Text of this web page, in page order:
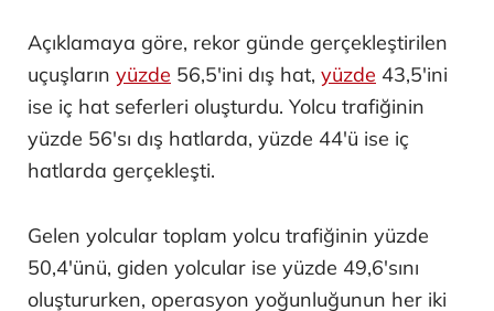
Açıklamaya göre, rekor günde gerçekleştirilen
uçuşların yüzde 56,5'ini dış hat, yüzde 43,5'ini
ise iç hat seferleri oluşturdu. Yolcu trafiğinin
yüzde 56'sı dış hatlarda, yüzde 44'ü ise iç
hatlarda gerçekleşti.
Gelen yolcular toplam yolcu trafiğinin yüzde
50,4'ünü, giden yolcular ise yüzde 49,6'sını
oluştururken, operasyon yoğunluğunun her iki